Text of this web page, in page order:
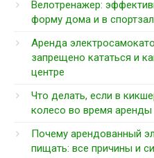
Велотренажер:
форму дома и в
Аренда
запрещено кататься и
центре
Что делать, если в
колесо во время
Почему арендованный
пищать: все причины и